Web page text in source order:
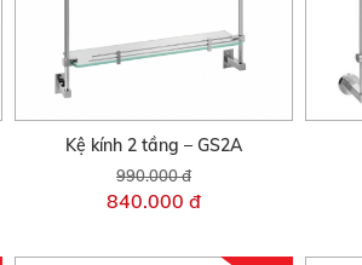
Kệ kính 2 tầng – GS2A
990.000 đ
840.000 đ